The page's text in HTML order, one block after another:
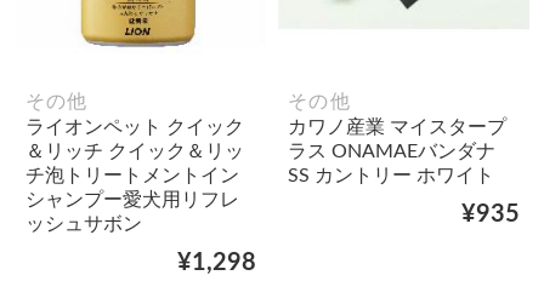
その他
ライオンペット クイック
＆リッチ クイック＆リッ
チ泡トリートメントイン
シャンプー愛犬用リフレ
ッシュサボン
¥1,298
その他
カワノ産業 マイスタープ
ラス ONAMAEバンダナ
SS カントリー ホワイト
¥935